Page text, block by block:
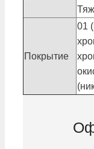
Покрытие
01